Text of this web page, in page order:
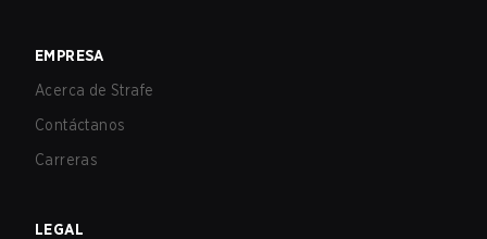
EMPRESA
Acerca de Strafe
Contáctanos
Carreras
LEGAL